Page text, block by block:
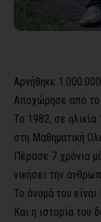
Αρνήθηκε
Αποχώρησε από το
Το 1982, σε
στη Μαθηματική
Πέρασε 7 χρόνια
νικήσει την
Το όνομά του
Και η ιστορία του